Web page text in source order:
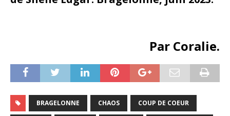
Par Coralie.
BRAGELONNE CHAOS COUP DE COEUR